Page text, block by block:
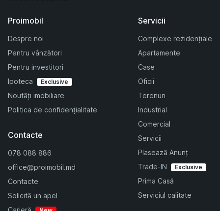
Proimobil
Despre noi
Pentru vânzători
Pentru investitori
Ipoteca
Exclusive
Noutăți imobiliare
Politica de confidențialitate
Servicii
Complexe rezidențiale
Apartamente
Case
Oficii
Terenuri
Industrial
Comercial
Servicii
Plasează Anunț
Trade-IN
Exclusive
Prima Casă
Serviciul calitate
Contacte
078 088 886
office@proimobil.md
Contacte
Solicită un apel